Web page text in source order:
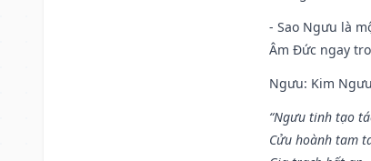
- Sao Ngưu là
Âm Đức ngay
Ngưu: Kim
“Ngưu tinh tạo
Cửu hoành tam